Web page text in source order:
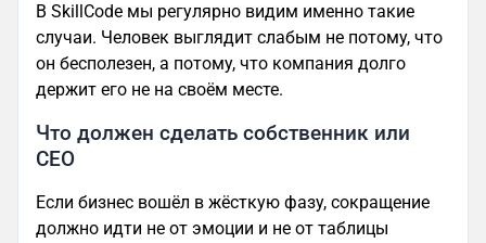
В SkillCode мы регулярно видим именно такие
случаи. Человек выглядит слабым не потому, что
он бесполезен, а потому, что компания долго
держит его не на своём месте.
Что должен сделать собственник или
CEO
Если бизнес вошёл в жёсткую фазу, сокращение
должно идти не от эмоции и не от таблицы